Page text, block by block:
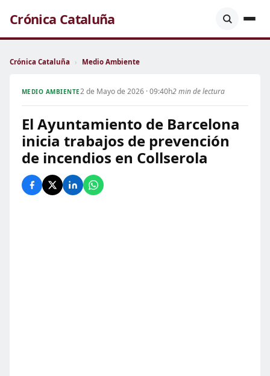
Crónica Cataluña
Crónica Cataluña › Medio Ambiente
MEDIO AMBIENTE2 de Mayo de 2026 · 09:40h2 min de lectura
El Ayuntamiento de Barcelona
inicia trabajos de prevención
de incendios en Collserola